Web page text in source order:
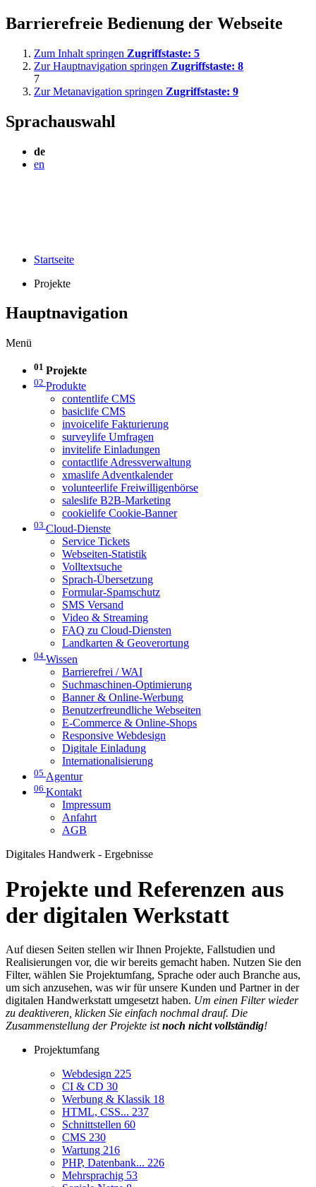
Barrierefreie Bedienung der Webseite
Zum Inhalt springen Zugriffstaste: 5
Zur Hauptnavigation springen Zugriffstaste: 8
7
Zur Metanavigation springen Zugriffstaste: 9
Sprachauswahl
de
en
Startseite
Projekte
Hauptnavigation
Menü
01 Projekte
02 Produkte
contentlife CMS
basiclife CMS
invoicelife Fakturierung
surveylife Umfragen
invitelife Einladungen
contactlife Adressverwaltung
xmaslife Adventkalender
volunteerlife Freiwilligenbörse
saleslife B2B-Marketing
cookielife Cookie-Banner
03 Cloud-Dienste
Service Tickets
Webseiten-Statistik
Volltextsuche
Sprach-Übersetzung
Formular-Spamschutz
SMS Versand
Video & Streaming
FAQ zu Cloud-Diensten
Landkarten & Geoverortung
04 Wissen
Barrierefrei / WAI
Suchmaschinen-Optimierung
Banner & Online-Werbung
Benutzerfreundliche Webseiten
E-Commerce & Online-Shops
Responsive Webdesign
Digitale Einladung
Internationalisierung
05 Agentur
06 Kontakt
Impressum
Anfahrt
AGB
Digitales Handwerk - Ergebnisse
Projekte und Referenzen aus
der digitalen Werkstatt
Auf diesen Seiten stellen wir Ihnen Projekte, Fallstudien und
Realisierungen vor, die wir bereits gemacht haben. Nutzen Sie den
Filter, wählen Sie Projektumfang, Sprache oder auch Branche aus,
um sich anzusehen, was wir für unsere Kunden und Partner in der
digitalen Handwerkstatt umgesetzt haben. Um einen Filter wieder
zu deaktiveren, klicken Sie einfach nochmal drauf. Die
Zusammenstellung der Projekte istnoch nicht vollständig!
Projektumfang
Webdesign 225
CI & CD 30
Werbung & Klassik 18
HTML, CSS... 237
Schnittstellen 60
CMS 230
Wartung 216
PHP, Datenbank... 226
Mehrsprachig 53